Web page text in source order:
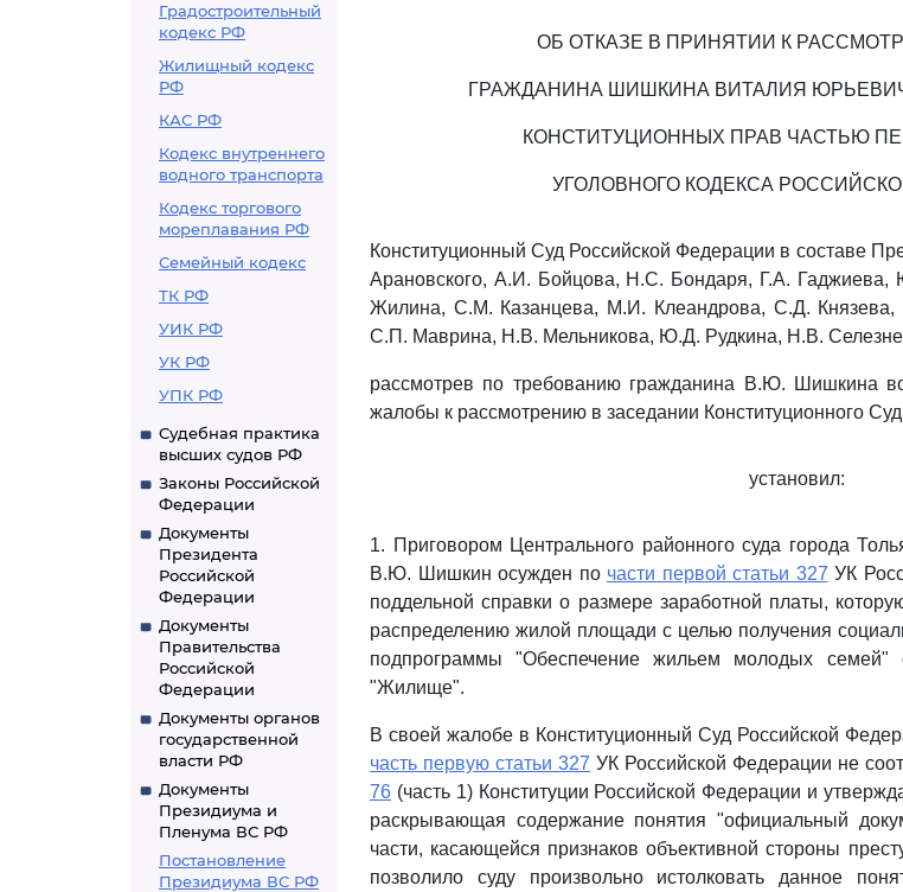
Градостроительный
кодекс РФ
Жилищный кодекс
РФ
КАС РФ
Кодекс внутреннего
водного транспорта
Кодекс торгового
мореплавания РФ
Семейный кодекс
ТК РФ
УИК РФ
УК РФ
УПК РФ
Судебная практика
высших судов РФ
Законы Российской
Федерации
Документы
Президента
Российской
Федерации
Документы
Правительства
Российской
Федерации
Документы органов
государственной
власти РФ
Документы
Президиума и
Пленума ВС РФ
Постановление
Президиума ВС РФ
ОБ ОТКАЗЕ В ПРИНЯТИИ К
ГРАЖДАНИНА ШИШКИНА ВИТАЛИЯ
КОНСТИТУЦИОННЫХ ПРАВ ЧАСТЬЮ
УГОЛОВНОГО КОДЕКСА
Конституционный Суд Российской Федерации в составе
Арановского, А.И. Бойцова, Н.С. Бондаря, Г.А.
Жилина, С.М. Казанцева, М.И. Клеандрова, С.Д. Князева,
С.П. Маврина, Н.В. Мельникова, Ю.Д. Рудкина, Н.В.
рассмотрев по требованию гражданина В.Ю. Шишкина
жалобы к рассмотрению в заседании Конституционного
установил:
1. Приговором Центрального районного суда города
В.Ю. Шишкин осужден по части первой статьи 327 УК
поддельной справки о размере заработной платы,
распределению жилой площади с целью получения
подпрограммы "Обеспечение жильем молодых семей"
"Жилище".
В своей жалобе в Конституционный Суд Российской
часть первую статьи 327 УК Российской Федерации не
76 (часть 1) Конституции Российской Федерации и
раскрывающая содержание понятия "официальный
части, касающейся признаков объективной стороны
позволило суду произвольно истолковать данное